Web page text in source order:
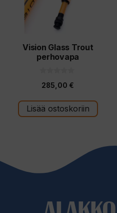
Vision Glass Trout
perhovapa
5
s
t
ä
285,00 €
Lisää ostoskoriin